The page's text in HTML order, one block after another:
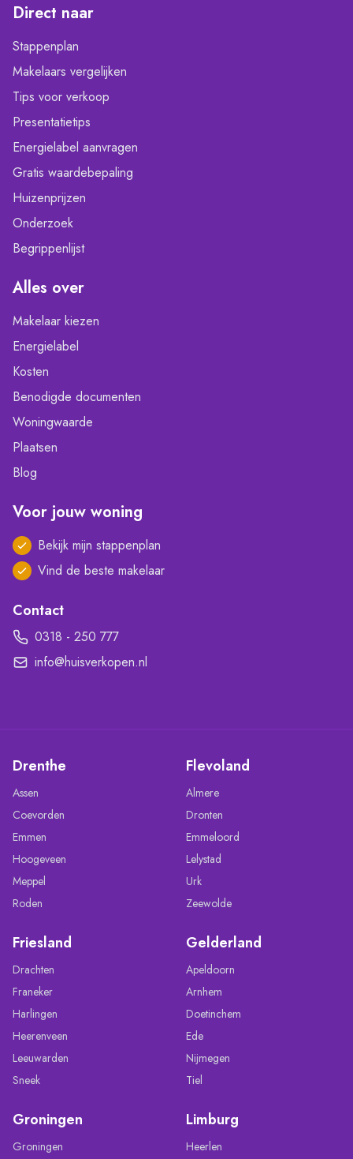
Direct naar
Stappenplan
Makelaars vergelijken
Tips voor verkoop
Presentatietips
Energielabel aanvragen
Gratis waardebepaling
Huizenprijzen
Onderzoek
Begrippenlijst
Alles over
Makelaar kiezen
Energielabel
Kosten
Benodigde documenten
Woningwaarde
Plaatsen
Blog
Voor jouw woning
Bekijk mijn stappenplan
Vind de beste makelaar
Contact
0318 - 250 777
info@huisverkopen.nl
Drenthe
Assen
Coevorden
Emmen
Hoogeveen
Meppel
Roden
Flevoland
Almere
Dronten
Emmeloord
Lelystad
Urk
Zeewolde
Friesland
Drachten
Franeker
Harlingen
Heerenveen
Leeuwarden
Sneek
Gelderland
Apeldoorn
Arnhem
Doetinchem
Ede
Nijmegen
Tiel
Groningen
Groningen
Limburg
Heerlen